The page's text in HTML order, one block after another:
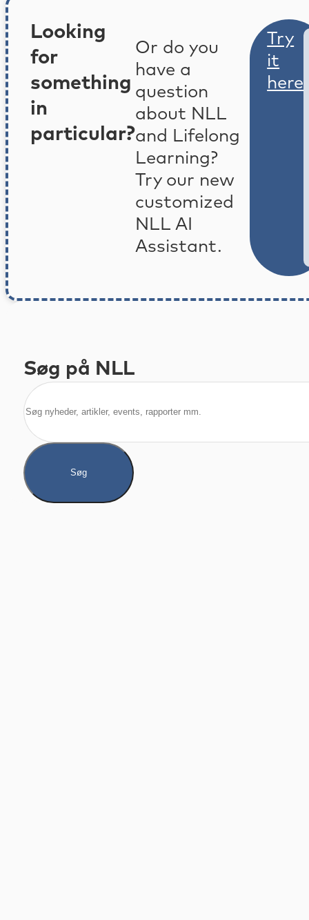
Looking
for
something
in
particular?
Or do you
have a
question
about NLL
and Lifelong
Learning?
Try our new
customized
NLL AI
Assistant.
Try
it
here
Søg på NLL
Søg
Søg